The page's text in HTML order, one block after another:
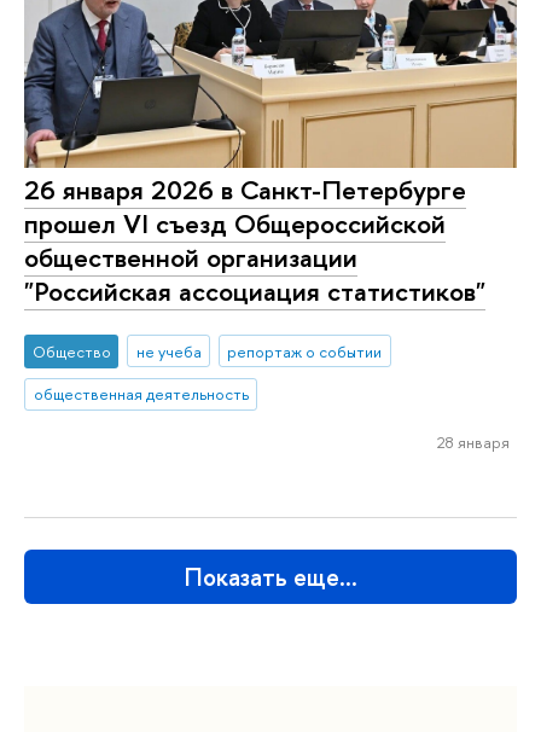
26 января 2026 в Санкт-Петербурге
прошел VI съезд Общероссийской
общественной организации
"Российская ассоциация статистиков"
Общество не учеба
репортаж о событии
общественная деятельность
28 января
Показать еще…